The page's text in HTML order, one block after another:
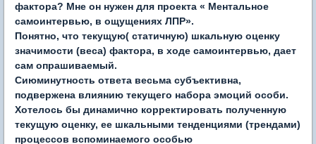
фактора? Мне он нужен для проекта « Ментальное
самоинтервью, в ощущениях ЛПР».
Понятно, что текущую( статичную) шкальную оценку
значимости (веса) фактора, в ходе самоинтервью, дает
сам опрашиваемый.
Сиюминутность ответа весьма субъективна,
подвержена влиянию текущего набора эмоций особи.
Хотелось бы динамично корректировать полученную
текущую оценку, ее шкальными тенденциями (трендами)
процессов вспоминаемого особью